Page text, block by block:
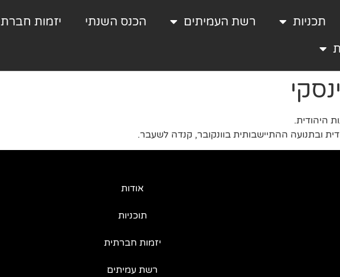
תכניות רשת העמיתים הכנס השנתי
יזמות
היהודית.
ובתנועה ההתיישבותית בוונקובר, קנדה לשעבר.
אודות
תוכניות
יזמות חברתית
רשת עמיתים